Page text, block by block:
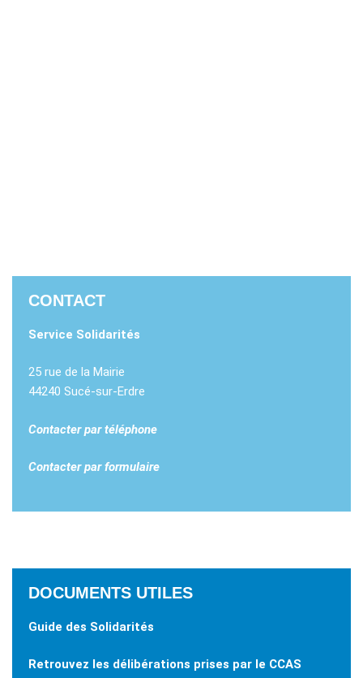
CONTACT
Service Solidarités
25 rue de la Mairie
44240 Sucé-sur-Erdre
Contacter par téléphone
Contacter par formulaire
DOCUMENTS UTILES
Guide des Solidarités
Retrouvez les délibérations prises par le CCAS